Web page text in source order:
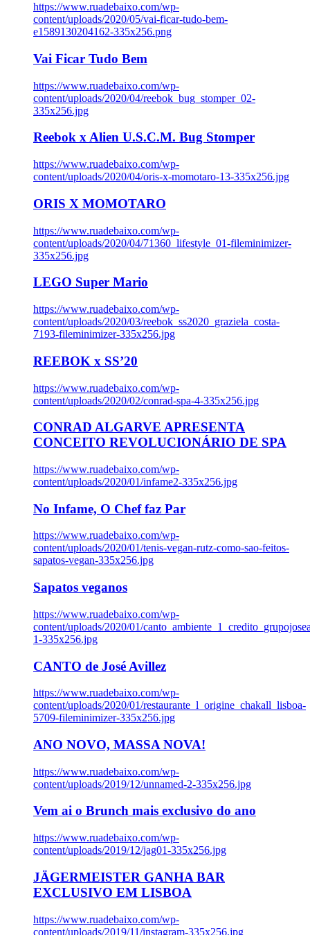
https://www.ruadebaixo.com/wp-
content/uploads/2020/05/vai-ficar-tudo-bem-
e1589130204162-335x256.png
Vai Ficar Tudo Bem
https://www.ruadebaixo.com/wp-
content/uploads/2020/04/reebok_bug_stomper_02-
335x256.jpg
Reebok x Alien U.S.C.M. Bug Stomper
https://www.ruadebaixo.com/wp-
content/uploads/2020/04/oris-x-momotaro-13-335x256.jpg
ORIS X MOMOTARO
https://www.ruadebaixo.com/wp-
content/uploads/2020/04/71360_lifestyle_01-fileminimizer-
335x256.jpg
LEGO Super Mario
https://www.ruadebaixo.com/wp-
content/uploads/2020/03/reebok_ss2020_graziela_costa-
7193-fileminimizer-335x256.jpg
REEBOK x SS’20
https://www.ruadebaixo.com/wp-
content/uploads/2020/02/conrad-spa-4-335x256.jpg
CONRAD ALGARVE APRESENTA
CONCEITO REVOLUCIONÁRIO DE SPA
https://www.ruadebaixo.com/wp-
content/uploads/2020/01/infame2-335x256.jpg
No Infame, O Chef faz Par
https://www.ruadebaixo.com/wp-
content/uploads/2020/01/tenis-vegan-rutz-como-sao-feitos-
sapatos-vegan-335x256.jpg
Sapatos veganos
https://www.ruadebaixo.com/wp-
content/uploads/2020/01/
1-335x256.jpg
CANTO de José Avillez
https://www.ruadebaixo.com/wp-
content/uploads/2020/01/restaurante_l_origine_chakall_lisboa-
5709-fileminimizer-335x256.jpg
ANO NOVO, MASSA NOVA!
https://www.ruadebaixo.com/wp-
content/uploads/2019/12/unnamed-2-335x256.jpg
Vem ai o Brunch mais exclusivo do ano
https://www.ruadebaixo.com/wp-
content/uploads/2019/12/jag01-335x256.jpg
JÄGERMEISTER GANHA BAR
EXCLUSIVO EM LISBOA
https://www.ruadebaixo.com/wp-
content/uploads/2019/11/instagram-335x256.jpg